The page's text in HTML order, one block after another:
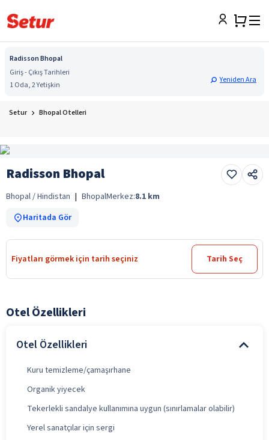
Radisson Bhopal
Giriş - Çıkış Tarihleri
1 Oda, 2 Yetişkin
Yeniden Ara
Setur Bhopal Otelleri
Radisson Bhopal
Bhopal / Hindistan | BhopalMerkez:8.1 km
Haritada Gör
Fiyatları görmek için tarih seçiniz Tarih Seç
Otel Özellikleri
Otel Özellikleri
Kuru temizleme/çamaşırhane
Organik yiyecek
Tekerlekli sandalye kullanımına uygun (sınırlamalar olabilir)
Yerel sanatçılar için sergi